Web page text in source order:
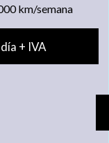
km/semana
+ IVA